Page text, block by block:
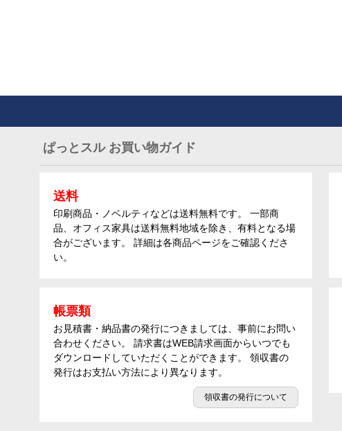
ぱっとスル お買い物ガイド
送料
印刷商品・ノベルティなどは送料無料です。 一部商
品、オフィス家具は送料無料地域を除き、有料となる場
合がございます。 詳細は各商品ページをご確認くださ
い。
帳票類
お見積書・納品書の発行につきましては、事前にお問い
合わせください。 請求書はWEB請求画面からいつでも
ダウンロードしていただくことができます。 領収書の
発行はお支払い方法により異なります。
領収書の発行について